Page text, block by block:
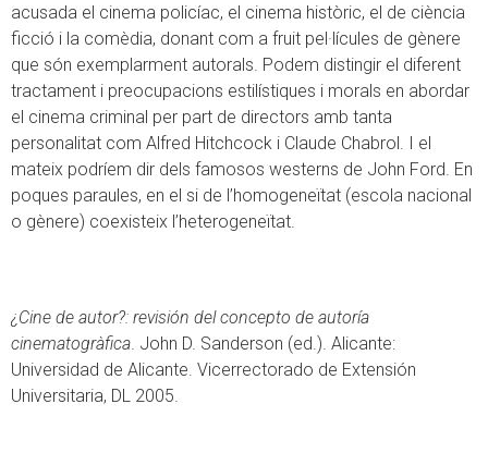
acusada el cinema policíac, el cinema històric, el de ciència
ficció i la comèdia, donant com a fruit pel·lícules de gènere
que són exemplarment autorals. Podem distingir el diferent
tractament i preocupacions estilístiques i morals en abordar
el cinema criminal per part de directors amb tanta
personalitat com Alfred Hitchcock i Claude Chabrol. I el
mateix podríem dir dels famosos westerns de John Ford. En
poques paraules, en el si de l’homogeneïtat (escola nacional
o gènere) coexisteix l’heterogeneïtat.
¿Cine de autor?: revisión del concepto de autoría
cinematogràfica . John D. Sanderson (ed.). Alicante:
Universidad de Alicante. Vicerrectorado de Extensión
Universitaria, DL 2005.